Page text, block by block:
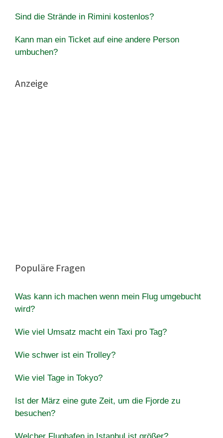
Sind die Strände in Rimini kostenlos?
Kann man ein Ticket auf eine andere Person
umbuchen?
Anzeige
Populäre Fragen
Was kann ich machen wenn mein Flug umgebucht
wird?
Wie viel Umsatz macht ein Taxi pro Tag?
Wie schwer ist ein Trolley?
Wie viel Tage in Tokyo?
Ist der März eine gute Zeit, um die Fjorde zu
besuchen?
Welcher Flughafen in Istanbul ist größer?